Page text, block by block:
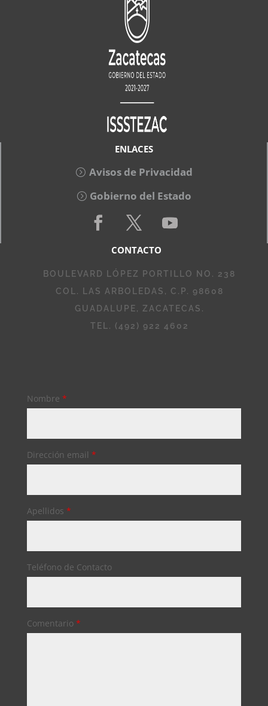
ENLACES
Avisos de Privacidad
Gobierno del Estado
CONTACTO
BOULEVARD LÓPEZ PORTILLO NO. 238
COL. LAS ARBOLEDAS, C.P. 98608
GUADALUPE, ZACATECAS.
TEL. (492) 922 4602
Nombre *
Dirección email *
Apellidos *
Teléfono de Contacto
Comentario *